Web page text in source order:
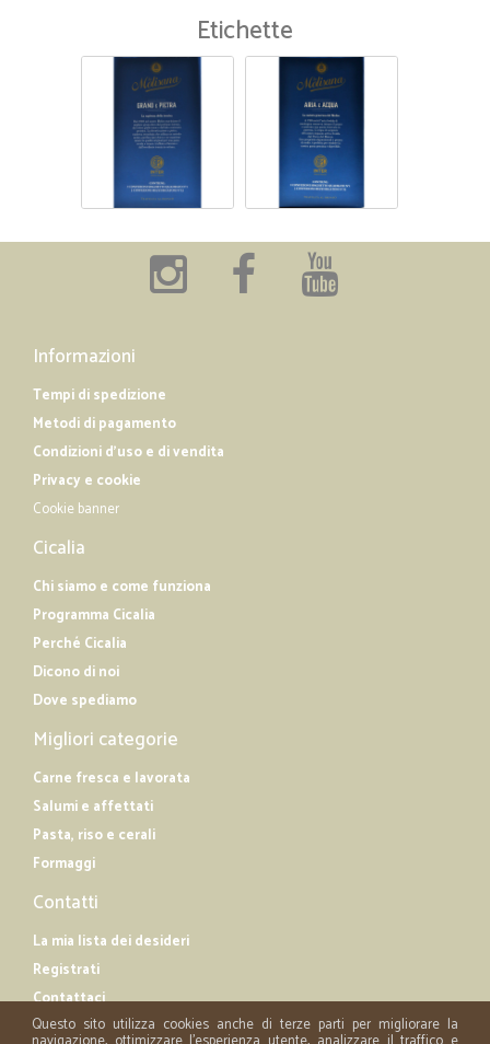
Etichette
Informazioni
Tempi di spedizione
Metodi di pagamento
Condizioni d'uso e di vendita
Privacy e cookie
Cookie banner
Cicalia
Chi siamo e come funziona
Programma Cicalia
Perché Cicalia
Dicono di noi
Dove spediamo
Migliori categorie
Carne fresca e lavorata
Salumi e affettati
Pasta, riso e cerali
Formaggi
Contatti
La mia lista dei desideri
Registrati
Contattaci
Questo sito utilizza cookies anche di terze parti per migliorare la